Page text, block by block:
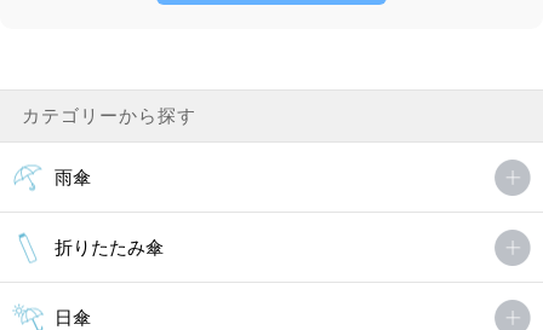
カテゴリーから探す
雨傘
折りたたみ傘
日傘